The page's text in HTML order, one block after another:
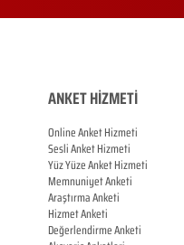
ANKET HİZMETİ
Online Anket Hizmeti
Sesli Anket Hizmeti
Yüz Yüze Anket Hizmeti
Memnuniyet Anketi
Araştırma Anketi
Hizmet Anketi
Değerlendirme Anketi